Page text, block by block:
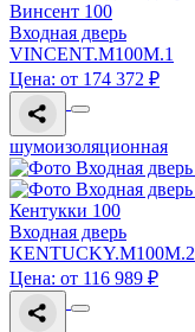
Винсент 100
Входная дверь
VINCENT.M100M.1
Цена: от 174 372 ₽
шумоизоляционная
Кентукки 100
Входная дверь
KENTUCKY.M100M.2
Цена: от 116 989 ₽